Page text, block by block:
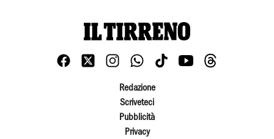
Redazione
Scriveteci
Pubblicità
Privacy